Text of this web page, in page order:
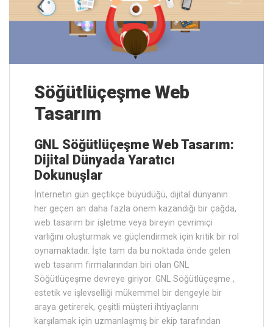
Söğütlüçeşme Web
Tasarım
GNL Söğütlüçeşme Web Tasarım:
Dijital Dünyada Yaratıcı
Dokunuşlar
İnternetin gün geçtikçe büyüdüğü, dijital dünyanın
her geçen an daha fazla önem kazandığı bir çağda,
web tasarım bir işletme veya bireyin çevrimiçi
varlığını oluşturmak ve güçlendirmek için kritik bir rol
oynamaktadır. İşte tam da bu noktada önde gelen
web tasarım firmalarından biri olan GNL
Söğütlüçeşme devreye giriyor. GNL Söğütlüçeşme ,
estetik ve işlevselliği mükemmel bir dengeyle bir
araya getirerek, çeşitli müşteri ihtiyaçlarını
karşılamak için uzmanlaşmış bir ekip tarafından